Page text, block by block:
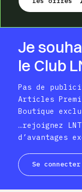
Je
le Club
Pas de
Articles
Boutique
…rejoignez
d’avantages
Se connecter